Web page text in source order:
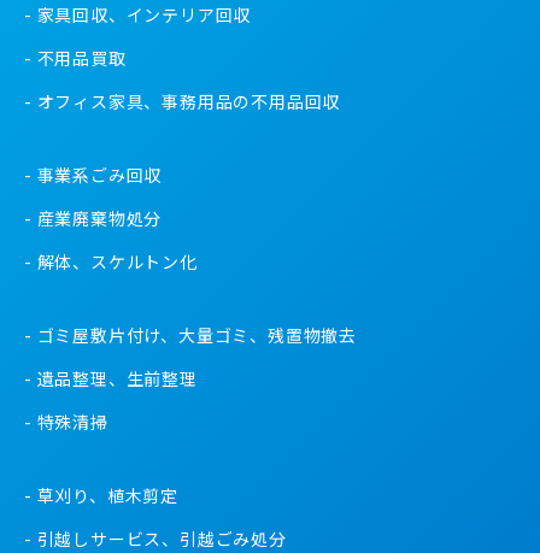
家具回収、インテリア回収
不用品買取
オフィス家具、事務用品の不用品回収
事業系ごみ回収
産業廃棄物処分
解体、スケルトン化
ゴミ屋敷片付け、大量ゴミ、残置物撤去
遺品整理、生前整理
特殊清掃
草刈り、植木剪定
引越しサービス、引越ごみ処分